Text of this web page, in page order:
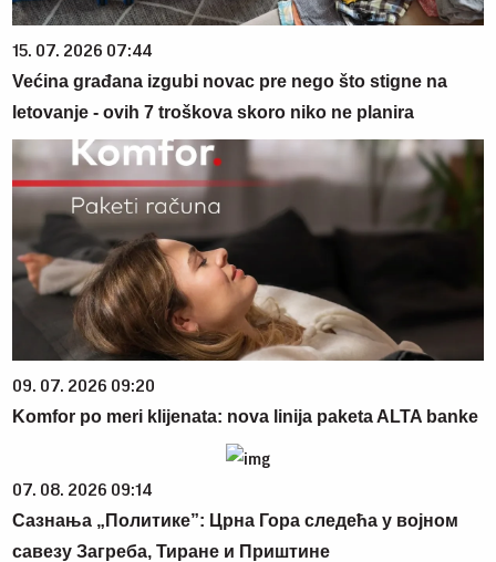
15. 07. 2026 07:44
Većina građana izgubi novac pre nego što stigne na
letovanje - ovih 7 troškova skoro niko ne planira
09. 07. 2026 09:20
Komfor po meri klijenata: nova linija paketa ALTA banke
07. 08. 2026 09:14
Сазнања „Политике”: Црна Гора следећа у војном
савезу Загреба, Тиране и Приштине